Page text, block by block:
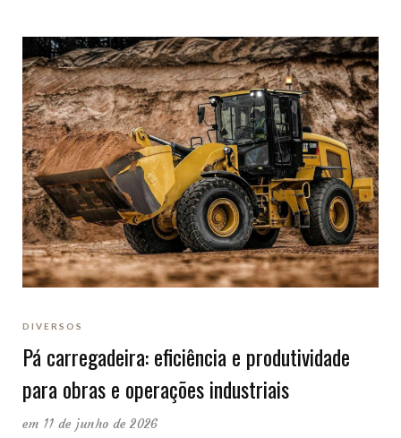
DIVERSOS
Pá carregadeira: eficiência e produtividade
para obras e operações industriais
em 11 de junho de 2026